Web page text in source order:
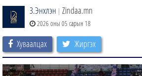
З.Энхлэн | Zindaa.mn
2026 оны 05 сарын 18
Хуваалцах Жиргэх